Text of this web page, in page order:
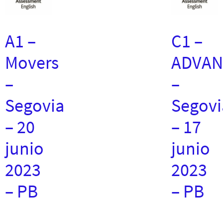
A1 –
Movers
–
Segovia
– 20
junio
2023
– PB
C1 –
–
– 17
junio
2023
– PB